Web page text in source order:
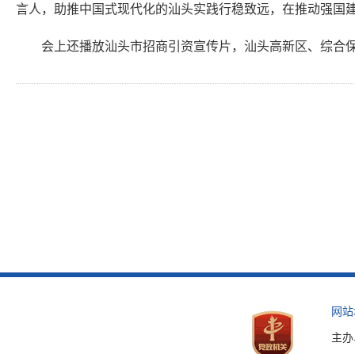
言人，助推中国式现代化的汕头实践行稳致远，在推动强国
会上还播放汕头市招商引资宣传片，汕头高新区、综合
网
主